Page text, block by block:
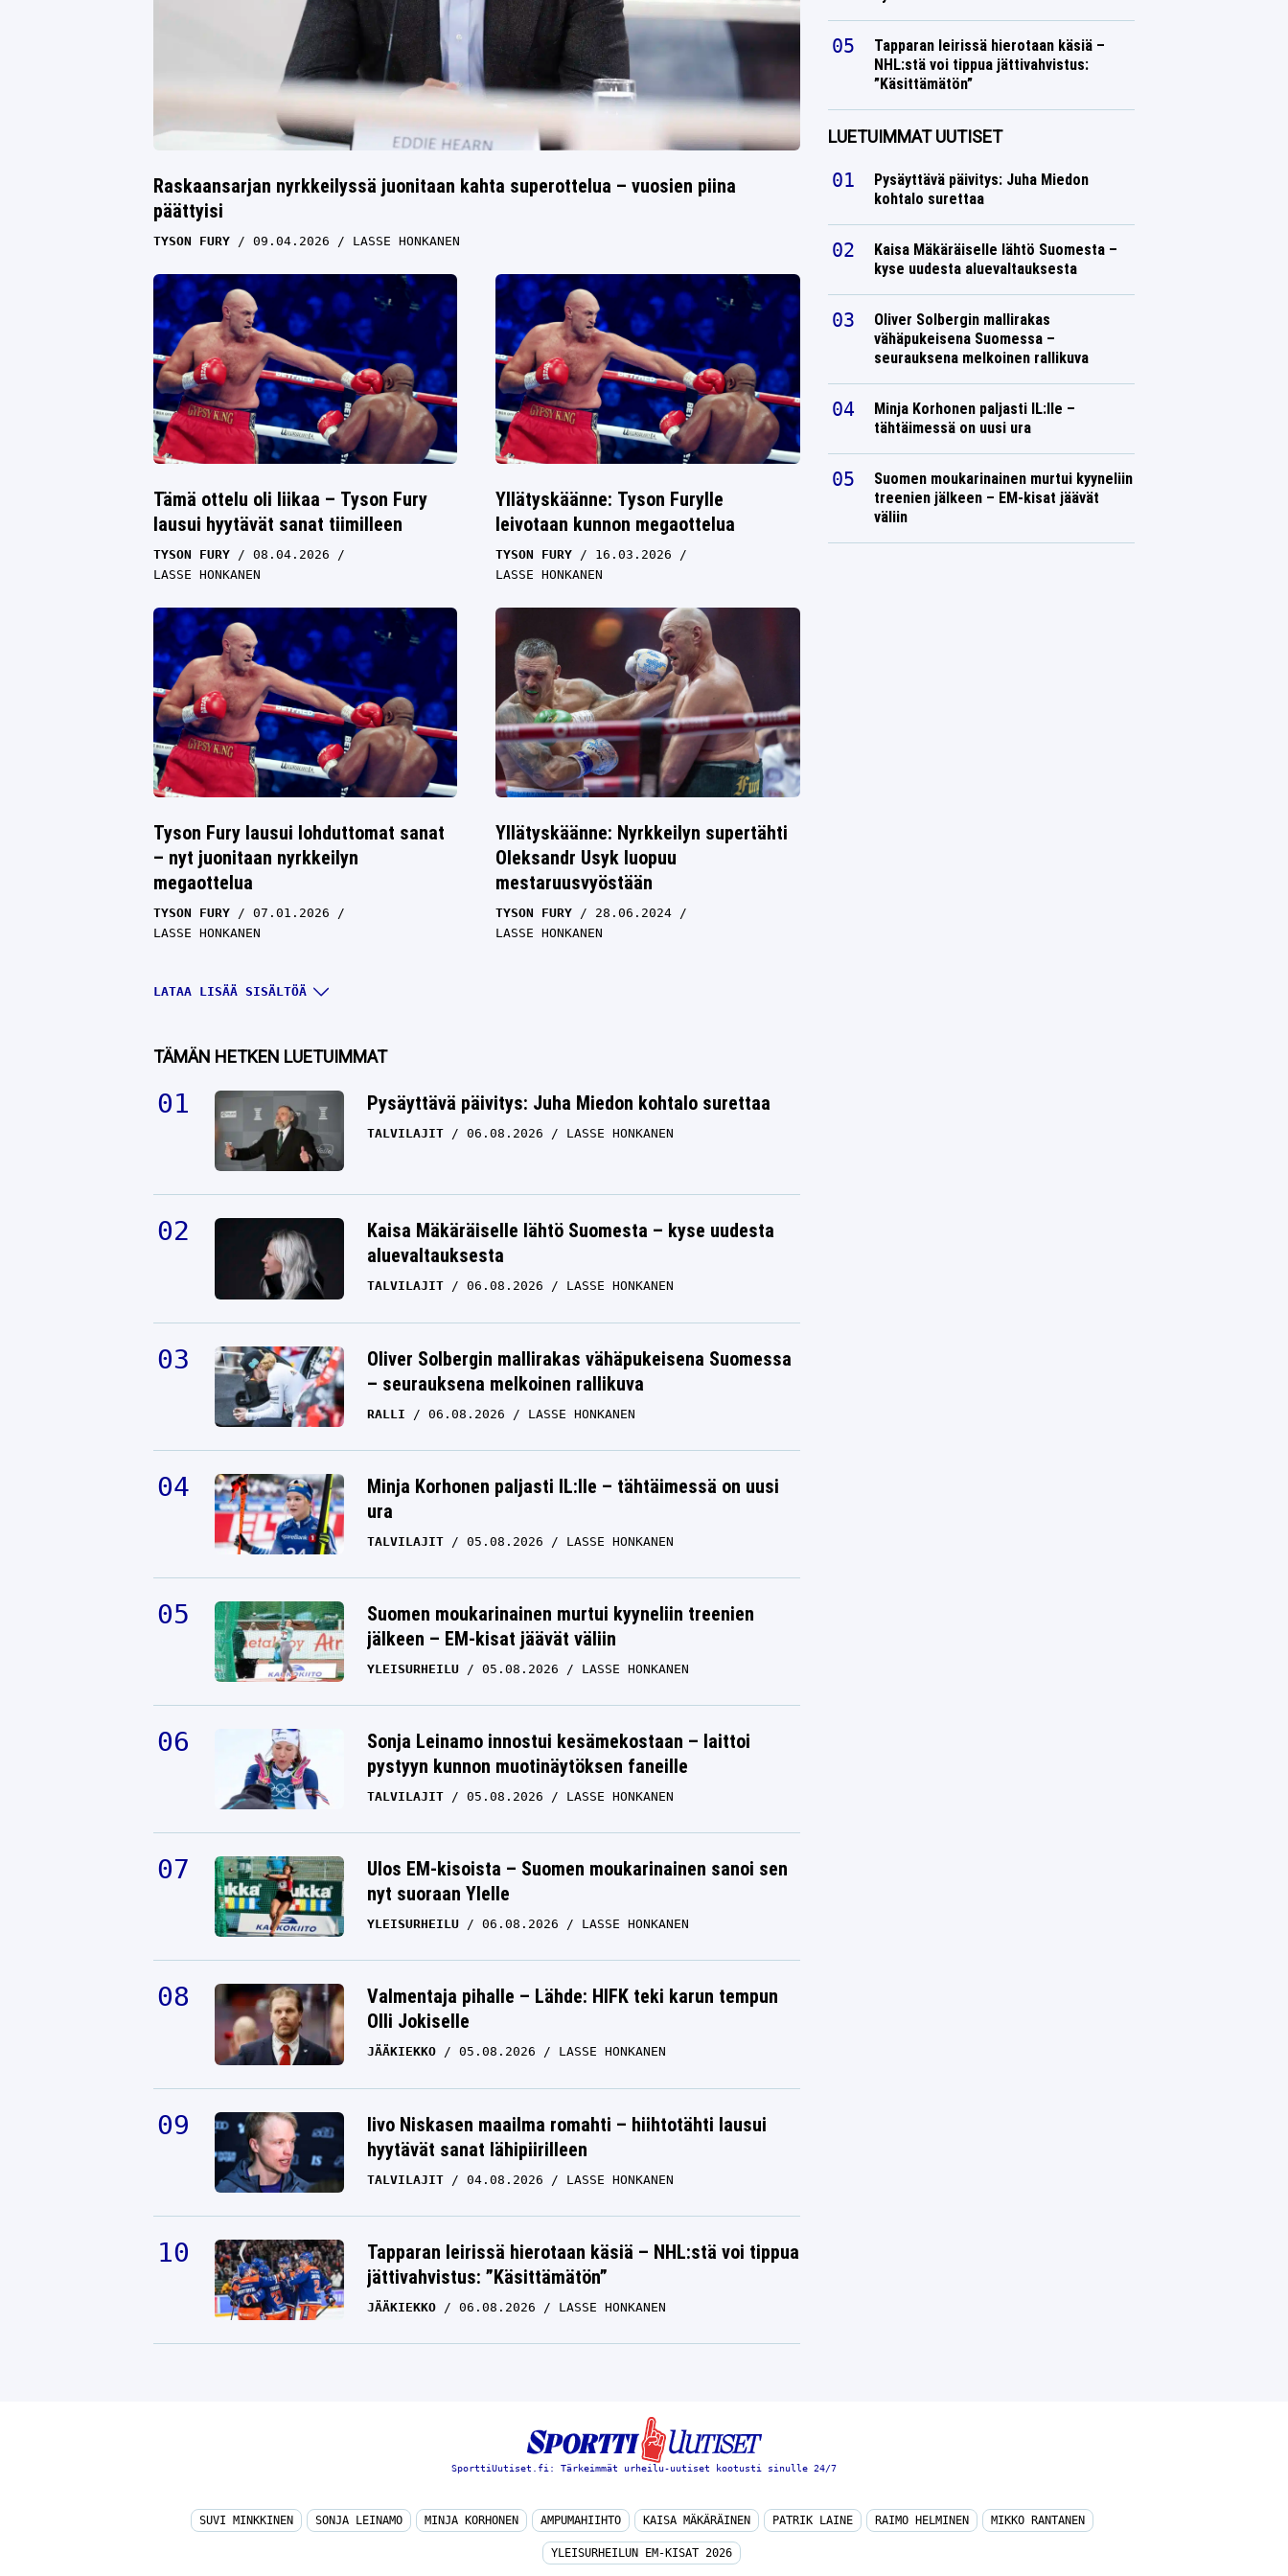
Raskaansarjan nyrkkeilyssä juonitaan kahta superottelua – vuosien piina
päättyisi
TYSON FURY 09.04.2026 LASSE HONKANEN
Tämä ottelu oli liikaa – Tyson Fury
lausui hyytävät sanat tiimilleen
TYSON FURY
08.04.2026
LASSE HONKANEN
Yllätyskäänne: Tyson Furylle
leivotaan kunnon megaottelua
TYSON FURY
16.03.2026
LASSE HONKANEN
Tyson Fury lausui lohduttomat sanat
– nyt juonitaan nyrkkeilyn
megaottelua
TYSON FURY
07.01.2026
LASSE HONKANEN
Yllätyskäänne: Nyrkkeilyn supertähti
Oleksandr Usyk luopuu
mestaruusvyöstään
TYSON FURY
28.06.2024
LASSE HONKANEN
edelleen tappiotaan: ”Minulla oli liian
hauskaa, se oli liian helppoa”
23.06.2024 ANTTI METSÄLÄ
Oleksandr Usyk kohtaavat
joulukuussa
TYSON FURY 29.05.2024
Oleksandr Usyk on nyt raskaansarjan
uran ensimmäinen tappio
TYSON FURY
19.05.2024
HANNU SILTANEN
Raskaat nyrkit heiluvat Saudi-
18.05.2024
LATAA LISÄÄ SISÄLTÖÄ
TÄMÄN HETKEN LUETUIMMAT
Pysäyttävä päivitys: Juha Miedon kohtalo surettaa
TALVILAJIT 06.08.2026 LASSE HONKANEN
Kaisa Mäkäräiselle lähtö Suomesta – kyse uudesta
aluevaltauksesta
TALVILAJIT 06.08.2026 LASSE HONKANEN
Oliver Solbergin mallirakas vähäpukeisena Suomessa
– seurauksena melkoinen rallikuva
RALLI 06.08.2026 LASSE HONKANEN
Minja Korhonen paljasti IL:lle – tähtäimessä on uusi
ura
TALVILAJIT 05.08.2026 LASSE HONKANEN
Suomen moukarinainen murtui kyyneliin treenien
jälkeen – EM-kisat jäävät väliin
YLEISURHEILU 05.08.2026 LASSE HONKANEN
Sonja Leinamo innostui kesämekostaan – laittoi
pystyyn kunnon muotinäytöksen faneille
TALVILAJIT 05.08.2026 LASSE HONKANEN
Ulos EM-kisoista – Suomen moukarinainen sanoi sen
nyt suoraan Ylelle
YLEISURHEILU 06.08.2026 LASSE HONKANEN
Valmentaja pihalle – Lähde: HIFK teki karun tempun
Olli Jokiselle
JÄÄKIEKKO 05.08.2026 LASSE HONKANEN
Iivo Niskasen maailma romahti – hiihtotähti lausui
hyytävät sanat lähipiirilleen
TALVILAJIT 04.08.2026 LASSE HONKANEN
Tapparan leirissä hierotaan käsiä – NHL:stä voi tippua
jättivahvistus: ”Käsittämätön”
JÄÄKIEKKO 06.08.2026 LASSE HONKANEN
Tapparan leirissä hierotaan käsiä –
NHL:stä voi tippua jättivahvistus:
”Käsittämätön”
LUETUIMMAT UUTISET
Pysäyttävä päivitys: Juha Miedon
kohtalo surettaa
Kaisa Mäkäräiselle lähtö Suomesta –
kyse uudesta aluevaltauksesta
Oliver Solbergin mallirakas
vähäpukeisena Suomessa –
seurauksena melkoinen rallikuva
Minja Korhonen paljasti IL:lle –
tähtäimessä on uusi ura
Suomen moukarinainen murtui kyyneliin
treenien jälkeen – EM-kisat jäävät
väliin
SporttiUutiset.fi: Tärkeimmät urheilu-uutiset kootusti sinulle 24/7
SUVI MINKKINEN SONJA LEINAMO MINJA KORHONEN AMPUMAHIIHTO KAISA MÄKÄRÄINEN PATRIK LAINE RAIMO HELMINEN MIKKO RANTANEN
YLEISURHEILUN EM-KISAT 2026